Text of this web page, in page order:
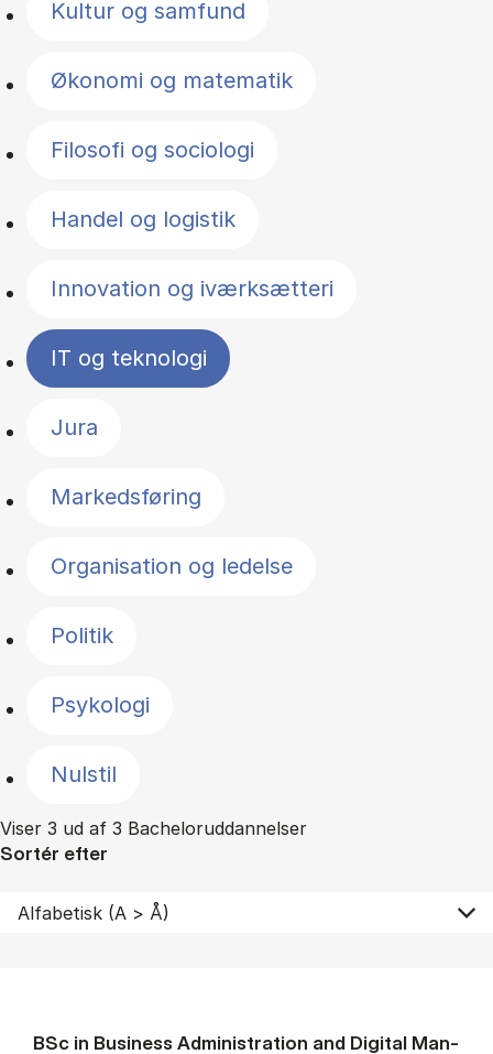
Kultur og samfund
Økonomi og matematik
Filosofi og sociologi
Handel og logistik
Innovation og iværksætteri
IT og teknologi
Jura
Markedsføring
Organisation og ledelse
Politik
Psykologi
Nulstil
Viser 3 ud af 3 Bacheloruddannelser
Sortér efter
BSc in Busi­ness Ad­min­is­tra­tion and Di­git­al Man­